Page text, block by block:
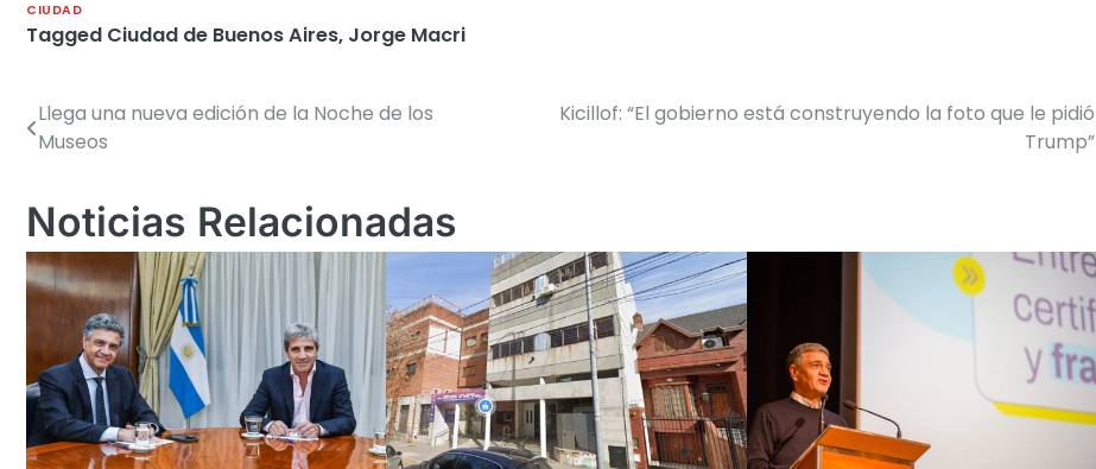
CIUDAD
Tagged Ciudad de Buenos Aires, Jorge Macri
Navegación
entradas
Llega una nueva edición de la Noche de los
Museos
Kicillof: “El gobierno está construyendo la foto que le pidió
Trump”
Noticias Relacionadas